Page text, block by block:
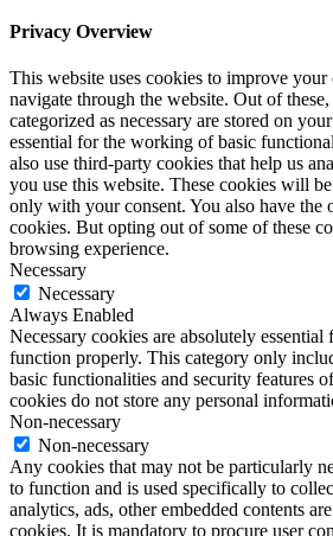
Privacy Overview
This website uses cookies to improve
navigate through the website. Out of
categorized as necessary are stored on
essential for the working of basic
also use third-party cookies that help us
you use this website. These cookies will
only with your consent. You also have the
cookies. But opting out of some of these
browsing experience.
Necessary
Necessary
Always Enabled
Necessary cookies are absolutely essential
function properly. This category only
basic functionalities and security features
cookies do not store any personal
Non-necessary
Non-necessary
Any cookies that may not be particularly
to function and is used specifically to
analytics, ads, other embedded contents
cookies. It is mandatory to procure user